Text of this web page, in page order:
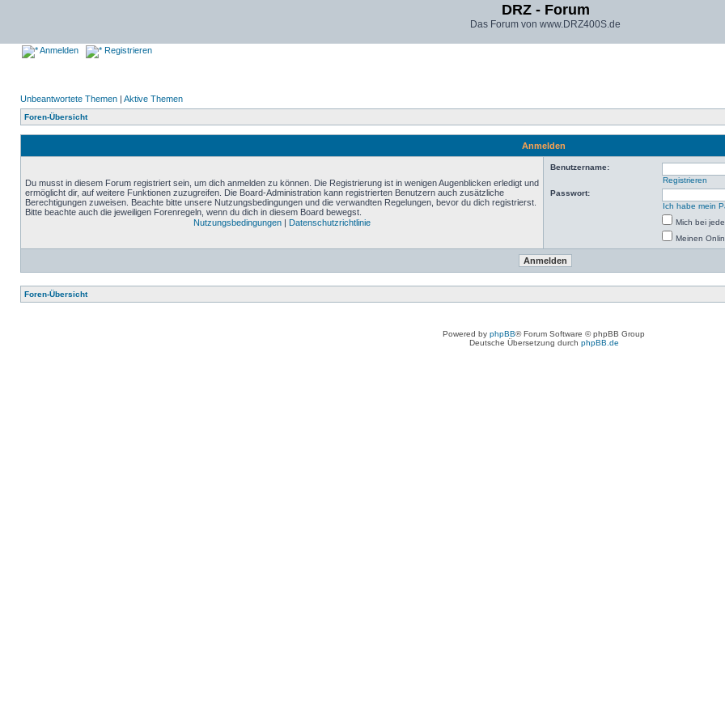
DRZ - Forum
Das Forum von www.DRZ400S.de
Anmelden Registrieren
Unbeantwortete Themen | Aktive Themen
Foren-Übersicht
Anmelden
Du musst in diesem Forum registriert sein, um dich anmelden zu können. Die Registrierung ist in wenigen Augenblicken erledigt und
ermöglicht dir, auf weitere Funktionen zuzugreifen. Die Board-Administration kann registrierten Benutzern auch zusätzliche
Berechtigungen zuweisen. Beachte bitte unsere Nutzungsbedingungen und die verwandten Regelungen, bevor du dich registrierst.
Bitte beachte auch die jeweiligen Forenregeln, wenn du dich in diesem Board bewegst.
Nutzungsbedingungen | Datenschutzrichtlinie
Benutzername:
Registrieren
Passwort:
Ich habe mein
Mich bei
Meinen
Foren-Übersicht
Powered by phpBB® Forum Software © phpBB Group
Deutsche Übersetzung durch phpBB.de